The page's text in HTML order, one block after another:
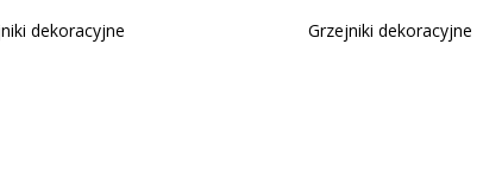
dekoracyjne Grzejniki dekoracyjne